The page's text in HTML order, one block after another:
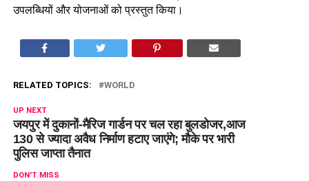
उपलब्धियों और योजनाओं को प्रस्तुत किया।
RELATED TOPICS: WORLD
UP NEXT
जयपुर में दुकानों-मैरिज गार्डन पर चल रहा बुलडोजर,आज
130 से ज्यादा अवैध निर्माण हटाए जाएंगे; मौके पर भारी
पुलिस जाप्ता तैनात
DON'T MISS